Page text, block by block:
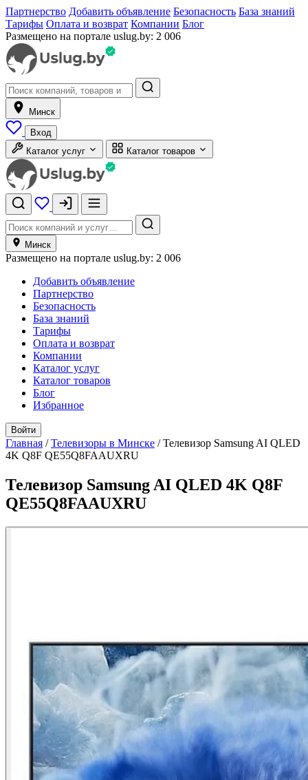
Партнерство Добавить объявление Безопасность База знаний
Тарифы Оплата и возврат Компании Блог
Размещено на портале uslug.by: 2 006
Минск
Вход
Каталог услуг
Каталог товаров
Минск
Размещено на портале uslug.by: 2 006
Добавить объявление
Партнерство
Безопасность
База знаний
Тарифы
Оплата и возврат
Компании
Каталог услуг
Каталог товаров
Блог
Избранное
Войти
Главная / Телевизоры в Минске / Телевизор Samsung AI QLED
4K Q8F QE55Q8FAAUXRU
Телевизор Samsung AI QLED 4K Q8F
QE55Q8FAAUXRU